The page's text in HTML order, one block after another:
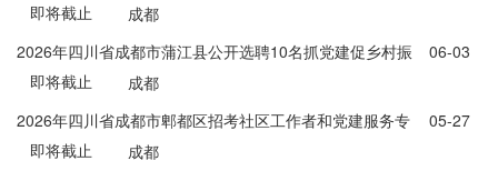
区)组织员(第三批)的公告
即将截止
成都
2026年四川省成都市蒲江县公开选聘10名抓党建促乡村振
兴首席顾问公告
06-03
即将截止
成都
2026年四川省成都市郫都区招考社区工作者和党建服务专
员120名公告汇总
05-27
即将截止
成都